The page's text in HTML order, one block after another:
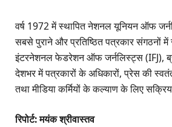
वर्ष 1972 में स्थापित नेशनल यूनियन ऑफ
सबसे पुराने और प्रतिष्ठित पत्रकार संगठनों
इंटरनेशनल फेडरेशन ऑफ जर्नलिस्ट्स (IFJ),
देशभर में पत्रकारों के अधिकारों, प्रेस की
तथा मीडिया कर्मियों के कल्याण के लिए
रिपोर्ट: मयंक श्रीवास्तव